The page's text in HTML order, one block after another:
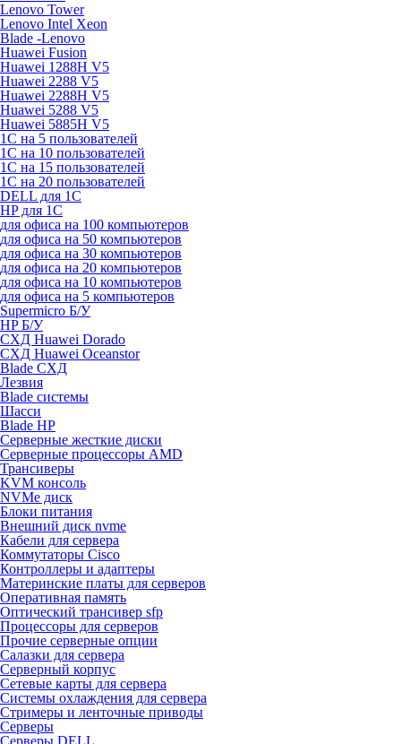
Lenovo Tower
Lenovo Intel Xeon
Blade -Lenovo
Huawei Fusion
Huawei 1288H V5
Huawei 2288 V5
Huawei 2288H V5
Huawei 5288 V5
Huawei 5885H V5
1С на 5 пользователей
1С на 10 пользователей
1С на 15 пользователей
1С на 20 пользователей
DELL для 1С
HP для 1С
для офиса на 100 компьютеров
для офиса на 50 компьютеров
для офиса на 30 компьютеров
для офиса на 20 компьютеров
для офиса на 10 компьютеров
для офиса на 5 компьютеров
Supermicro Б/У
HP Б/У
СХД Huawei Dorado
СХД Huawei Oceanstor
Blade СХД
Лезвия
Blade системы
Шасси
Blade HP
Серверные жесткие диски
Серверные процессоры AMD
Трансиверы
KVM консоль
NVMe диск
Блоки питания
Внешний диск nvme
Кабели для сервера
Коммутаторы Cisco
Контроллеры и адаптеры
Материнские платы для серверов
Оперативная память
Оптический трансивер sfp
Процессоры для серверов
Прочие серверные опции
Салазки для сервера
Серверный корпус
Сетевые карты для сервера
Системы охлаждения для сервера
Стримеры и ленточные приводы
Серверы
Серверы DELL